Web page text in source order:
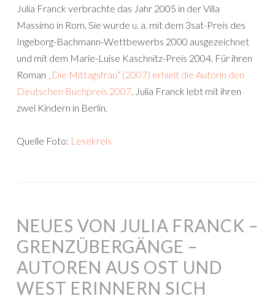
Julia Franck verbrachte das Jahr 2005 in der Villa
Massimo in Rom. Sie wurde u. a. mit dem 3sat-Preis des
Ingeborg-Bachmann-Wettbewerbs 2000 ausgezeichnet
und mit dem Marie-Luise Kaschnitz-Preis 2004. Für ihren
Roman „Die Mittagsfrau“ (2007) erhielt die Autorin den
Deutschen Buchpreis 2007. Julia Franck lebt mit ihren
zwei Kindern in Berlin.
Quelle Foto: Lesekreis
NEUES VON JULIA FRANCK –
GRENZÜBERGÄNGE –
AUTOREN AUS OST UND
WEST ERINNERN SICH